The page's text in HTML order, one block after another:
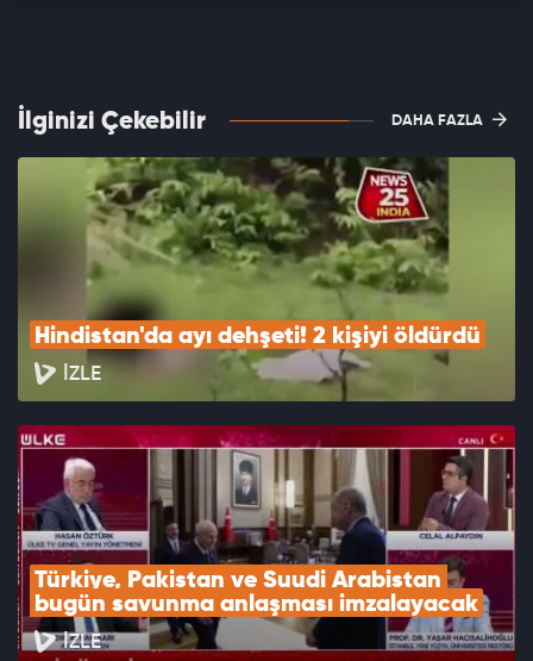
İlginizi Çekebilir DAHA FAZLA
Hindistan'da ayı dehşeti! 2 kişiyi öldürdü
İZLE
Türkiye, Pakistan ve Suudi Arabistan
bugün savunma anlaşması imzalayacak
İZLE